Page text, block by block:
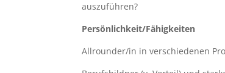
auszuführen?
Persönlichkeit/Fähigkeiten
Allrounder/in in verschiedenen